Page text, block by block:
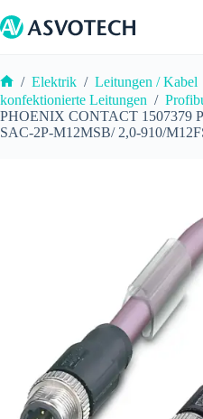
Inhalt
springen
Start
/ Elektrik / Leitungen / Kabel
konfektionierte Leitungen /
PHOENIX CONTACT 1507379
SAC-2P-M12MSB/ 2,0-910/